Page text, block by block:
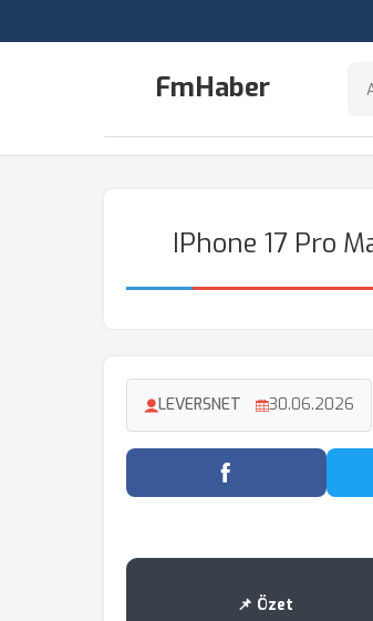
FmHaber
IPhone 17 Pro
LEVERSNET 30.06.2026
Facebook'ta
📌 Özet